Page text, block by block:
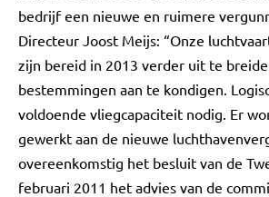
bedrijf een nieuwe en ruimere
Directeur Joost Meijs: “Onze
zijn bereid in 2013 verder uit te
bestemmingen aan te kondigen.
voldoende vliegcapaciteit nodig. Er
gewerkt aan de nieuwe
overeenkomstig het besluit van de
februari 2011 het advies van de